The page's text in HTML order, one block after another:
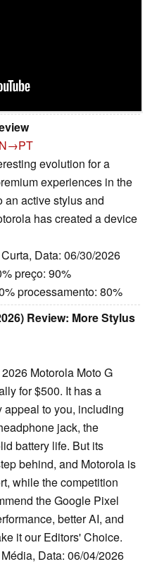
evolution for a
experiences in the
an active stylus and
has created a device
Data: 06/30/2026
preço: 90%
processamento: 80%
Review: More Stylus
Motorola Moto G
for $500. It has a
appeal to you, including
jack, the
battery life. But its
behind, and Motorola is
while the competition
the Google Pixel
better AI, and
it our Editors' Choice.
Data: 06/04/2026